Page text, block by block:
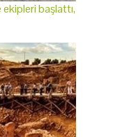
başlattı,